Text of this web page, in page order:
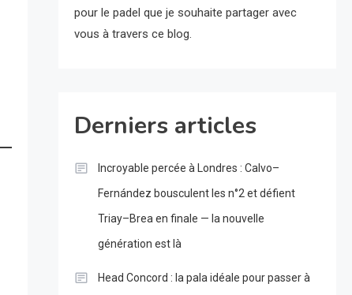
pour le padel que je souhaite partager avec
vous à travers ce blog.
Derniers articles
Incroyable percée à Londres : Calvo–
Fernández bousculent les n°2 et défient
Triay–Brea en finale — la nouvelle
génération est là
Head Concord : la pala idéale pour passer à